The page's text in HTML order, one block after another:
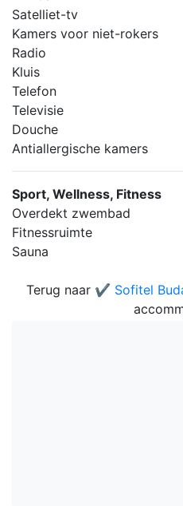
Satelliet-tv
Kamers voor niet-rokers
Radio
Kluis
Telefon
Televisie
Douche
Antiallergische kamers
Sport, Wellness, Fitness
Overdekt zwembad
Fitnessruimte
Sauna
Terug naar ✔️ Sofitel